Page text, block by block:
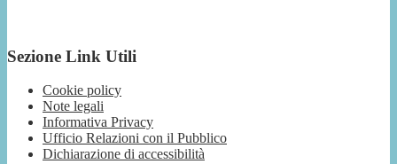
Sezione Link Utili
Cookie policy
Note legali
Informativa Privacy
Ufficio Relazioni con il Pubblico
Dichiarazione di accessibilità